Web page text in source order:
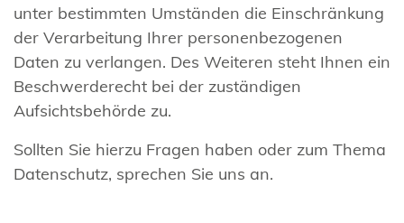
unter bestimmten Umständen die Einschränkung
der Verarbeitung Ihrer personenbezogenen
Daten zu verlangen. Des Weiteren steht Ihnen ein
Beschwerderecht bei der zuständigen
Aufsichtsbehörde zu.
Sollten Sie hierzu Fragen haben oder zum Thema
Datenschutz, sprechen Sie uns an.